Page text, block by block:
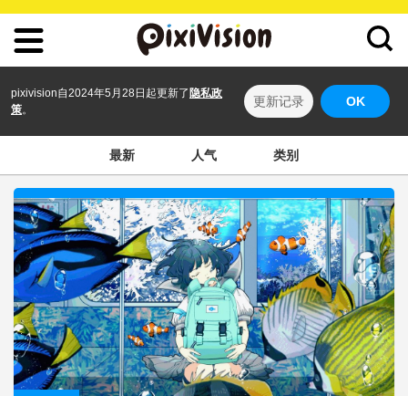
pixivision自2024年5月28日起更新了 隐私政
策。
更新记录 OK
最新 人气 类别